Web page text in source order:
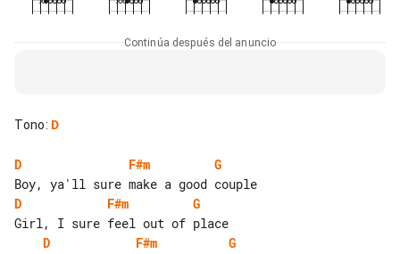
Continúa después del anuncio
Tono: D
D F#m
G
D
F#m
G
D
F#m
G